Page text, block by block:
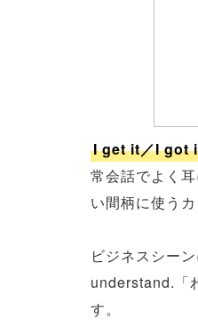
I get it／I got
常会話でよく
い間柄に使う
ビジネスシー
understand.「
す。